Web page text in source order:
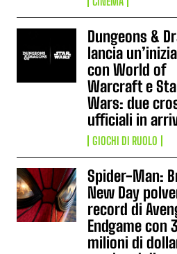
Dungeons &
lancia
con World of
Warcraft e
Wars: due
ufficiali in
GIOCHI DI RUOLO
Spider-Man:
New Day
record di
Endgame con
milioni di